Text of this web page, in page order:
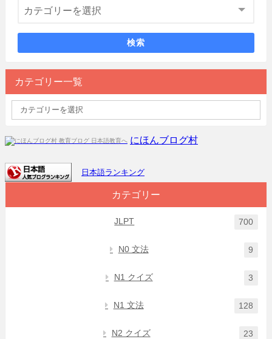
検索
カテゴリー一覧
にほんブログ村
日本語ランキング
カテゴリー
JLPT 700
N0 文法 9
N1 クイズ 3
N1 文法 128
N2 クイズ 23